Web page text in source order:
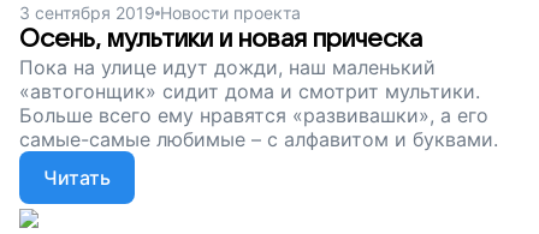
3 сентября 2019 Новости проекта
Осень, мультики и новая прическа
Пока на улице идут дожди, наш маленький
«автогонщик» сидит дома и смотрит мультики.
Больше всего ему нравятся «развивашки», а его
самые-самые любимые – с алфавитом и буквами.
Читать